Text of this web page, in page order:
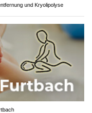
und Kryolipolyse